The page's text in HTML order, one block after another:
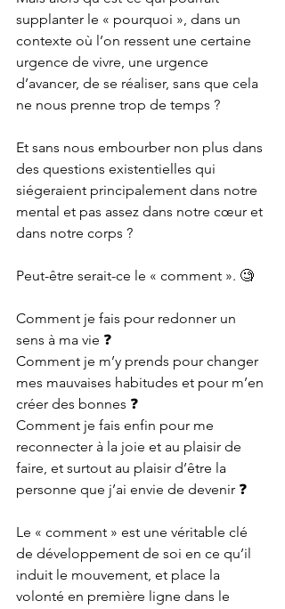
supplanter le « pourquoi », dans un
contexte où l’on ressent une certaine
urgence de vivre, une urgence
d’avancer, de se réaliser, sans que cela
ne nous prenne trop de temps ?
Et sans nous embourber non plus dans
des questions existentielles qui
siégeraient principalement dans notre
mental et pas assez dans notre cœur et
dans notre corps ?
Peut-être serait-ce le « comment ». 🧐
Comment je fais pour redonner un
sens à ma vie ❓
Comment je m’y prends pour changer
mes mauvaises habitudes et pour m’en
créer des bonnes ❓
Comment je fais enfin pour me
reconnecter à la joie et au plaisir de
faire, et surtout au plaisir d’être la
personne que j’ai envie de devenir ❓
Le « comment » est une véritable clé
de développement de soi en ce qu’il
induit le mouvement, et place la
volonté en première ligne dans le